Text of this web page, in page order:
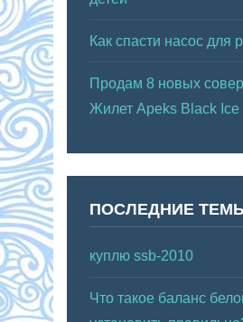
Как спасти насос для
Продам 8 новых
Жилет Apeks Black Ice
ПОСЛЕДНИЕ
куплю ssb-2010
Что такое баланс